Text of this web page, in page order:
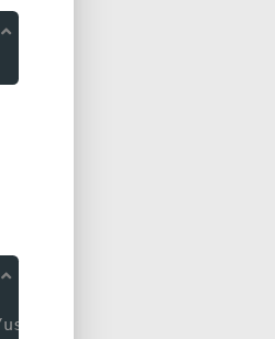
project'